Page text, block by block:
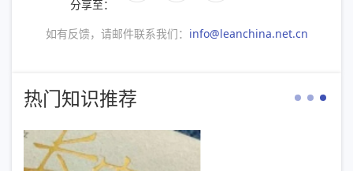
分享至：
如有反馈，请邮件联系我们： info@leanchina.net.cn
热门知识推荐